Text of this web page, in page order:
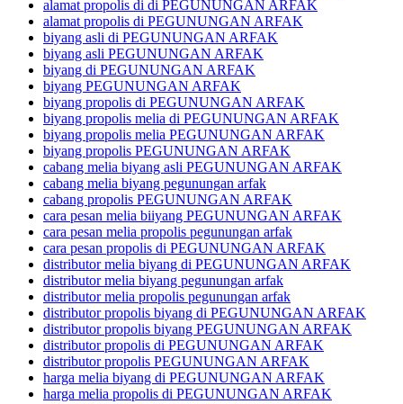
alamat propolis di di PEGUNUNGAN ARFAK
alamat propolis di PEGUNUNGAN ARFAK
biyang asli di PEGUNUNGAN ARFAK
biyang asli PEGUNUNGAN ARFAK
biyang di PEGUNUNGAN ARFAK
biyang PEGUNUNGAN ARFAK
biyang propolis di PEGUNUNGAN ARFAK
biyang propolis melia di PEGUNUNGAN ARFAK
biyang propolis melia PEGUNUNGAN ARFAK
biyang propolis PEGUNUNGAN ARFAK
cabang melia biyang asli PEGUNUNGAN ARFAK
cabang melia biyang pegunungan arfak
cabang propolis PEGUNUNGAN ARFAK
cara pesan melia biiyang PEGUNUNGAN ARFAK
cara pesan melia propolis pegunungan arfak
cara pesan propolis di PEGUNUNGAN ARFAK
distributor melia biyang di PEGUNUNGAN ARFAK
distributor melia biyang pegunungan arfak
distributor melia propolis pegunungan arfak
distributor propolis biyang di PEGUNUNGAN ARFAK
distributor propolis biyang PEGUNUNGAN ARFAK
distributor propolis di PEGUNUNGAN ARFAK
distributor propolis PEGUNUNGAN ARFAK
harga melia biyang di PEGUNUNGAN ARFAK
harga melia propolis di PEGUNUNGAN ARFAK